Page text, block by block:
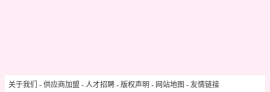
关于我们 - 供应商加盟 - 人才招聘 - 版权声明 - 网站地图 - 友情链接